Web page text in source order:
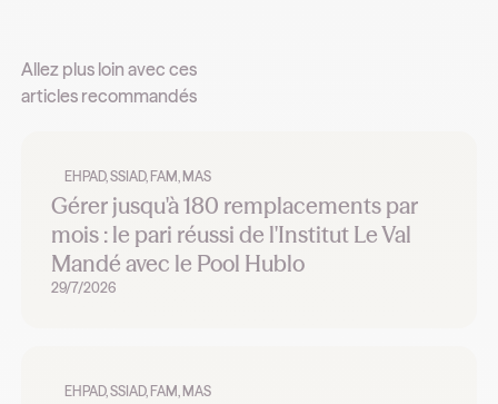
Allez plus loin avec ces
articles recommandés
EHPAD, SSIAD, FAM, MAS
Gérer jusqu'à 180 remplacements par
mois : le pari réussi de l'Institut Le Val
Mandé avec le Pool Hublo
29/7/2026
EHPAD, SSIAD, FAM, MAS